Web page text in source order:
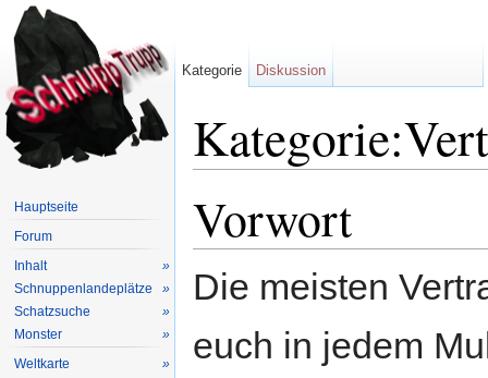
Vorwort
Die meisten
euch in jedem
Kategorie Diskussion
Hauptseite
Forum
Inhalt
»
Schnuppenlandeplätze
»
Schatzsuche
»
Monster
»
Weltkarte
»